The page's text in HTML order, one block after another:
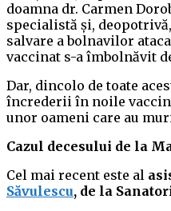
doamna dr. Carmen
specialistă și,
salvare a bolnavilor
vaccinat s-a îmbolnăvit
Dar, dincolo de toate
încrederii în noile
unor oameni care au
Cazul decesului de la
Cel mai recent este al
Săvulescu, de la